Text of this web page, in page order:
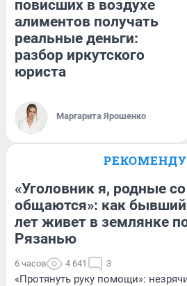
повисших в воздухе
алиментов получать
реальные деньги:
разбор иркутского
юриста
Маргарита Ярошенко
«Уголовник я, родные
общаются»: как бывший
лет живет в землянке
Рязанью
6 часов 4 641 3
«Протянуть руку помощи»: